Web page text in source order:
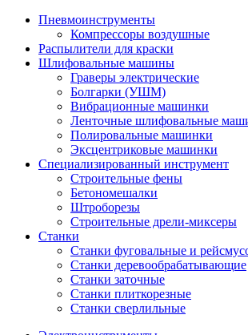
Пневмоинструменты
Компрессоры воздушные
Распылители для краски
Шлифовальные машины
Граверы электрические
Болгарки (УШМ)
Вибрационные машинки
Ленточные шлифовальные
Полировальные машинки
Эксцентриковые машинки
Специализированный инструмент
Строительные фены
Бетономешалки
Штроборезы
Строительные дрели-миксеры
Станки
Станки фуговальные и
Станки деревообрабатывающие
Станки заточные
Станки плиткорезные
Станки сверлильные